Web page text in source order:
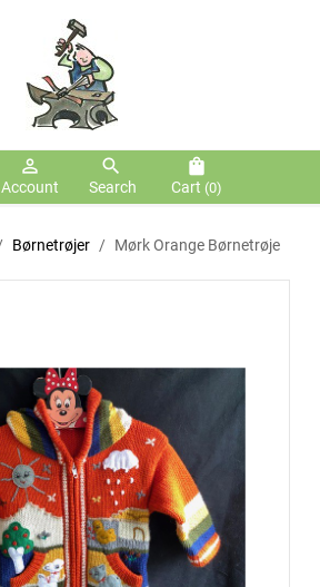
person_outline
Account
search
Search
shopping_bag
Cart (0)
Børnetrøjer Mørk Orange Børnetrøje